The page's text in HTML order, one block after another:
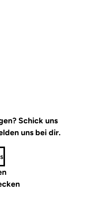
Schick uns
uns bei dir.